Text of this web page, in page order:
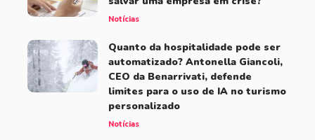
Notícias
Quanto da hospitalidade pode ser
automatizado? Antonella Giancoli,
CEO da Benarrivati, defende
limites para o uso de IA no turismo
personalizado
Notícias